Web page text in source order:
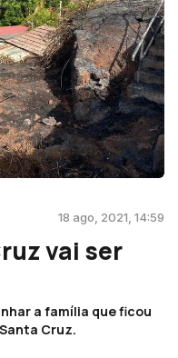
18 ago, 2021, 14:59
vai ser
a família que ficou
Cruz.